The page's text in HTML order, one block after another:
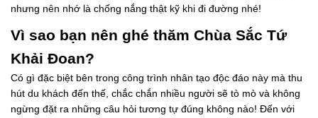
nhưng nên nhớ là chống nắng thật kỹ khi đi đường nhé!
Vì sao bạn nên ghé thăm Chùa Sắc Tứ
Khải Đoan?
Có gì đặc biệt bên trong công trình nhân tạo độc đáo này mà thu
hút du khách đến thế, chắc chắn nhiều người sẽ tò mò và không
ngừng đặt ra những câu hỏi tương tự đúng không nào! Đến với